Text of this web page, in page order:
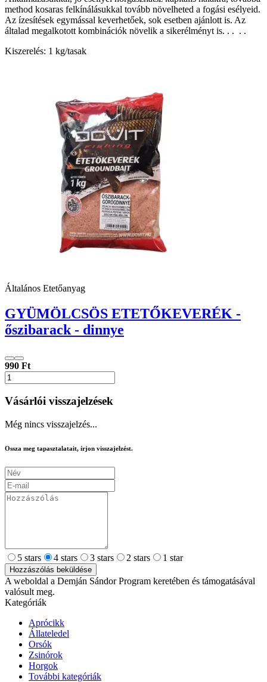
method kosaras felkínálásukkal tovább növelheted a fogási esélyeid.
Az ízesítések egymással keverhetőek, sok esetben ajánlott is. Az
általad megalkotott kombinációk növelik a sikerélményt is. . . . .
​Kiszerelés: 1 kg/tasak
Általános Etetőanyag
GYÜMÖLCSÖS ETETŐKEVERÉK -
őszibarack - dinnye
990 Ft
Vásárlói visszajelzések
Még nincs visszajelzés...
Ossza meg tapasztalatait, írjon visszajelzést.
5 stars 4 stars 3 stars 2 stars 1 star
Hozzászólás beküldése
A weboldal a Demján Sándor Program keretében és támogatásával
valósult meg.
Kategóriák
Aprócikk
Állateledel
Orsók
Zsinórok
Horgok
További kategóriák